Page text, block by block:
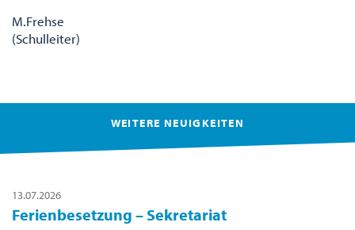
M.Frehse
(Schulleiter)
WEITERE NEUIGKEITEN
13.07.2026
Ferienbesetzung – Sekretariat